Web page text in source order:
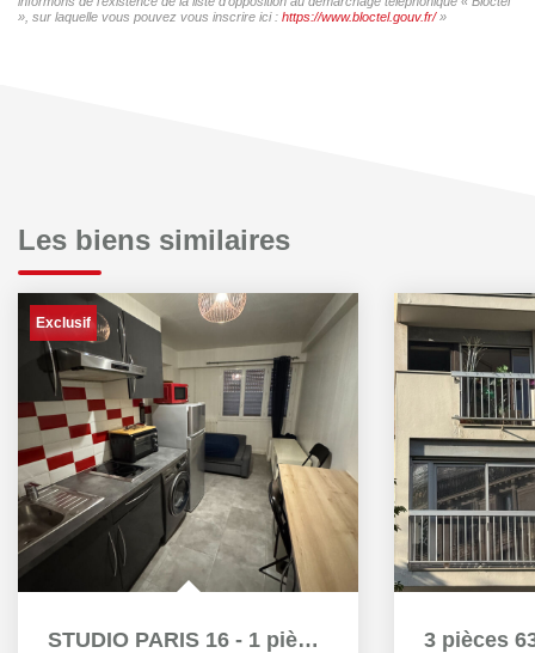
», sur laquelle vous pouvez vous inscrire ici : https://www.bloctel.gouv.fr/»
Les biens similaires
Exclusif
STUDIO PARIS 16 - 1 pièce(s) - 20 m2